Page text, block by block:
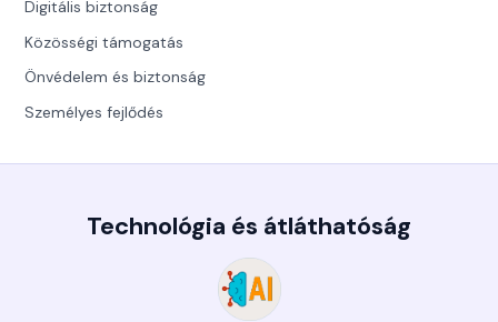
Digitális biztonság
Közösségi támogatás
Önvédelem és biztonság
Személyes fejlődés
Technológia és átláthatóság